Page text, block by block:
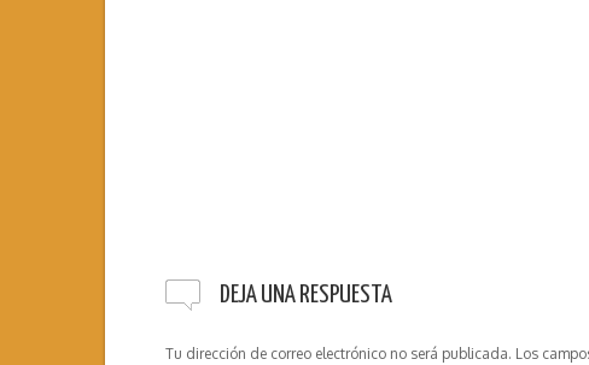
DEJA UNA RESPUESTA
Tu dirección de correo electrónico no será publicada. Los